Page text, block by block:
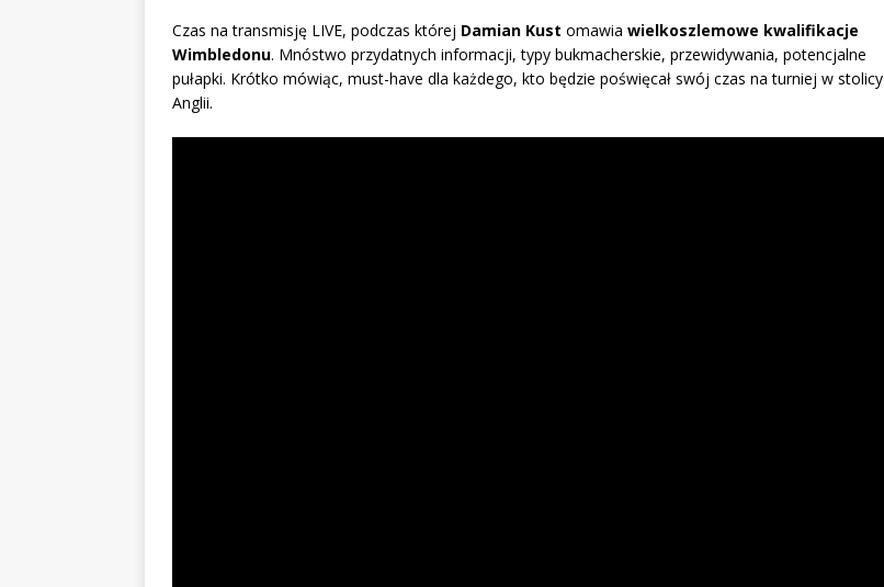
Czas na transmisję LIVE, podczas której Damian Kust omawia wielkoszlemowe kwalifikacje
Wimbledonu. Mnóstwo przydatnych informacji, typy bukmacherskie, przewidywania, potencjalne
pułapki. Krótko mówiąc, must-have dla każdego, kto będzie poświęcał swój czas na turniej w stolicy
Anglii.